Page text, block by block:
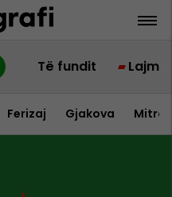
Të fundit Lajme
Ferizaj Gjakova